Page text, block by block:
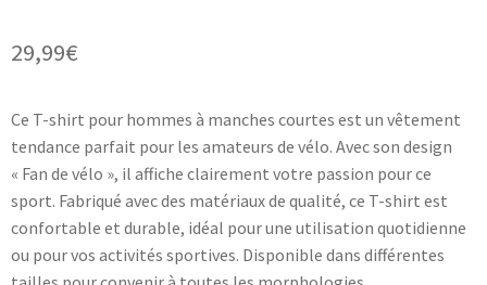
29,99€
Ce T-shirt pour hommes à manches courtes est un vêtement
tendance parfait pour les amateurs de vélo. Avec son design
« Fan de vélo », il affiche clairement votre passion pour ce
sport. Fabriqué avec des matériaux de qualité, ce T-shirt est
confortable et durable, idéal pour une utilisation quotidienne
ou pour vos activités sportives. Disponible dans différentes